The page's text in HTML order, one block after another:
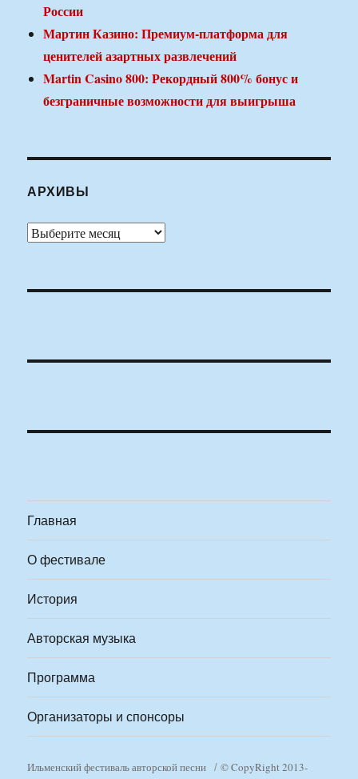
России
Мартин Казино: Премиум-платформа для
ценителей азартных развлечений
Martin Casino 800: Рекордный 800% бонус и
безграничные возможности для выигрыша
АРХИВЫ
Архивы
Главная
О фестивале
История
Авторская музыка
Программа
Организаторы и спонсоры
Ильменский фестиваль авторской песни
© CopyRight 2013-